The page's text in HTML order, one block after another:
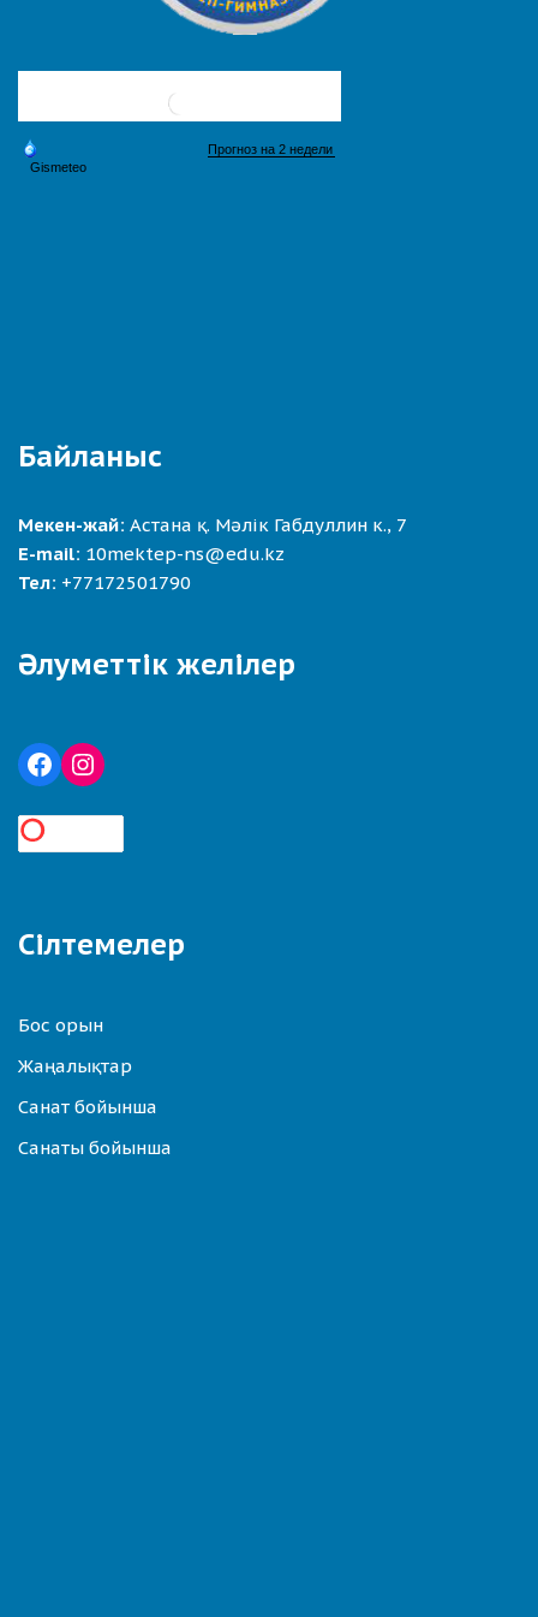
Байланыс
Мекен-жай: Астана қ. Мәлік Габдуллин к., 7
E-mail: 10mektep-ns@edu.kz
Тел: +77172501790
Әлуметтік желілер
Сілтемелер
Бос орын
Жаңалықтар
Санат бойынша
Санаты бойынша